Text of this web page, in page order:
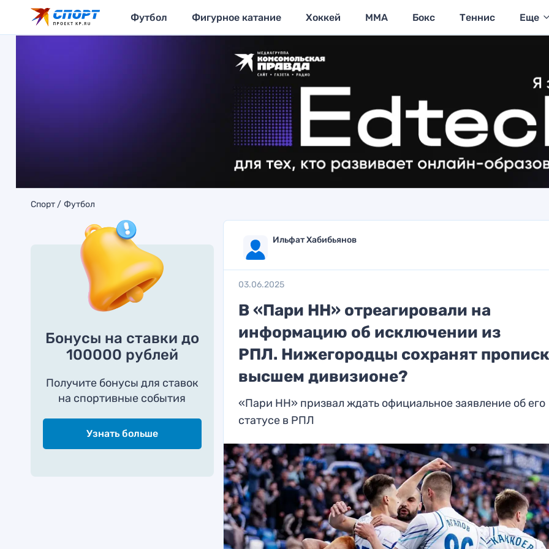
Футбол Фигурное катание Хоккей MMA Бокс Теннис Еще
Спорт Футбол
Бонусы на ставки до
100000 рублей
Получите бонусы для ставок
на спортивные события
Узнать больше
Ильфат Хабибьянов
03.06.2025
В «Пари НН» отреагировали на
информацию об исключении из
РПЛ. Нижегородцы сохранят
высшем дивизионе?
«Пари НН» призвал ждать официальное заявление об его
статусе в РПЛ